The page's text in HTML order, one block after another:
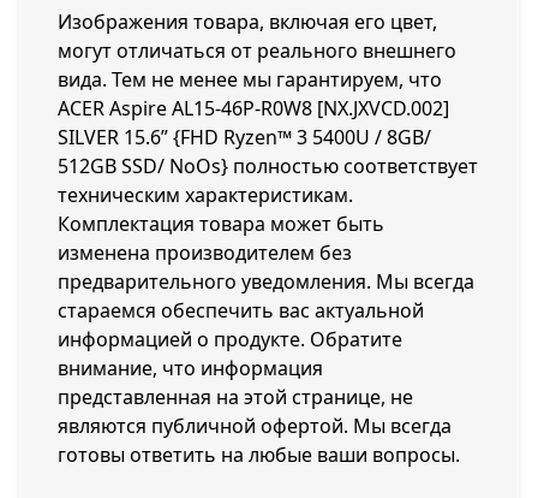
Изображения товара, включая его цвет,
могут отличаться от реального внешнего
вида. Тем не менее мы гарантируем, что
ACER Aspire AL15-46P-R0W8 [NX.JXVCD.002]
SILVER 15.6” {FHD Ryzen™ 3 5400U / 8GB/
512GB SSD/ NoOs} полностью соответствует
техническим характеристикам.
Комплектация товара может быть
изменена производителем без
предварительного уведомления. Мы всегда
стараемся обеспечить вас актуальной
информацией о продукте. Обратите
внимание, что информация
представленная на этой странице, не
являются публичной офертой. Мы всегда
готовы ответить на любые ваши вопросы.